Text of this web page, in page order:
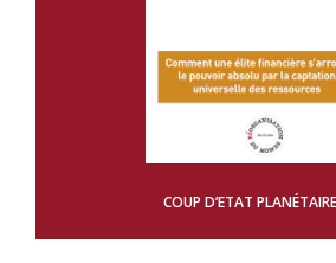
COUP D’ETAT